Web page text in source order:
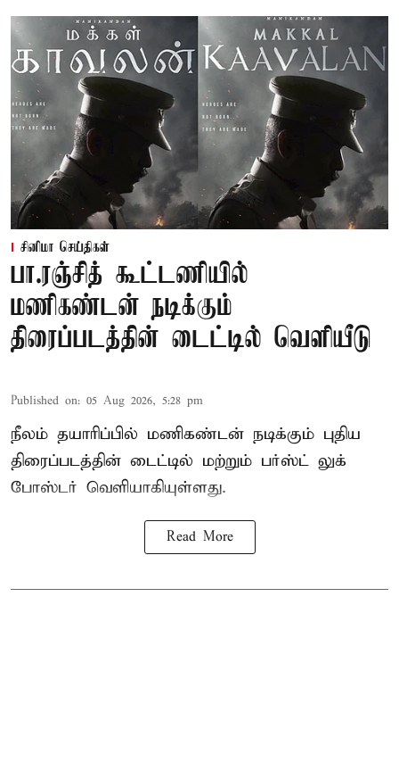
சினிமா செய்திகள்
பா.ரஞ்சித் கூட்டணியில்
மணிகண்டன் நடிக்கும்
திரைப்படத்தின் டைட்டில் வெளியீடு
Published on: 05 Aug 2026, 5:28 pm
நீலம் தயாரிப்பில் மணிகண்டன் நடிக்கும் புதிய
திரைப்படத்தின் டைட்டில் மற்றும் பர்ஸ்ட் லுக்
போஸ்டர் வெளியாகியுள்ளது.
Read More